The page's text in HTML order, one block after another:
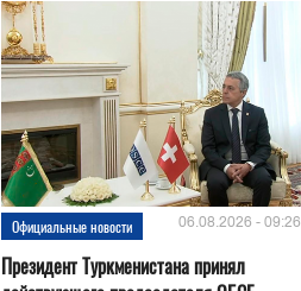
Официальные новости 06.08.2026 - 09:26
Президент Туркменистана принял